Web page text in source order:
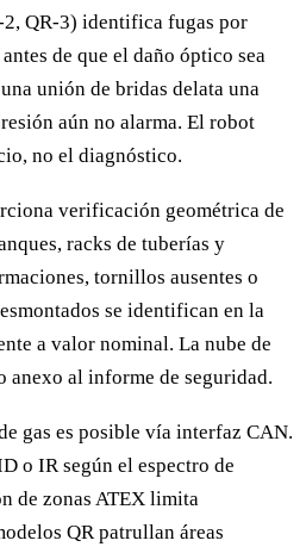
QR-3) identifica fugas por
de que el daño óptico sea
unión de bridas delata una
aún no alarma. El robot
no el diagnóstico.
verificación geométrica de
racks de tuberías y
tornillos ausentes o
se identifican en la
a valor nominal. La nube de
anexo al informe de seguridad.
gas es posible vía interfaz CAN.
o IR según el espectro de
de zonas ATEX limita
QR patrullan áreas